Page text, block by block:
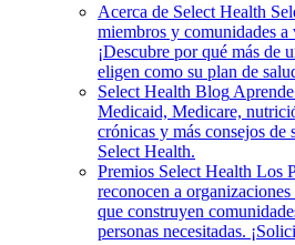
Acerca de Select Health
miembros y comunidades
¡Descubre por qué más de
eligen como su plan de
Select Health Blog
Medicaid, Medicare,
crónicas y más consejos de
Select Health.
Premios Select Health Los
reconocen a
que construyen
personas necesitadas.